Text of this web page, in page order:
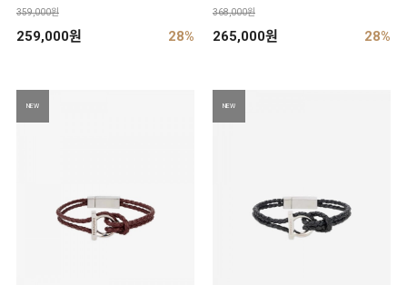
359,000원
259,000원 28%
368,000원
265,000원 28%
NEW NEW